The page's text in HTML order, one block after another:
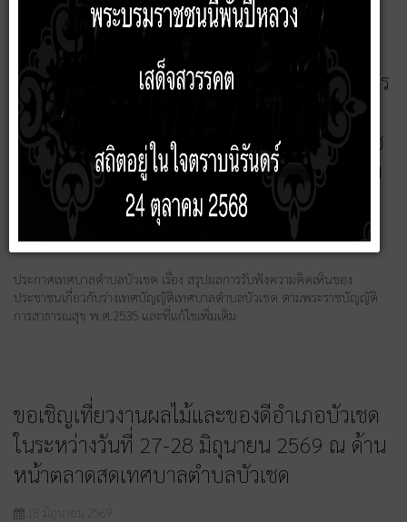
{pdf=2531.pdf|500|300|native}
ประกาศเทศบาลตำบลบัวเชด เรื่อง สรุปผลการ
รับฟังความคิดเห็นของประชาชนเกี่ยวกับร่าง
เทศบัญญัติเทศบาลตำบลบัวเชด ตามพระราช
บัญญัติการสาธารณสุข พ.ศ.2535 และที่แก้ไข
เพิ่มเติม
04 สิงหาคม 2569
ประกาศเทศบาลตำบลบัวเชด เรื่อง สรุปผลการรับฟังความคิดเห็นของ
ประชาชนเกี่ยวกับร่างเทศบัญญัติเทศบาลตำบลบัวเชด ตามพระราชบัญญัติ
การสาธารณสุข พ.ศ.2535 และที่แก้ไขเพิ่มเติม
ขอเชิญเที่ยวงานผลไม้และของดีอำเภอบัวเชด
ในระหว่างวันที่ 27-28 มิถุนายน 2569 ณ ด้าน
หน้าตลาดสดเทศบาลตำบลบัวเชด
18 มิถุนายน 2569